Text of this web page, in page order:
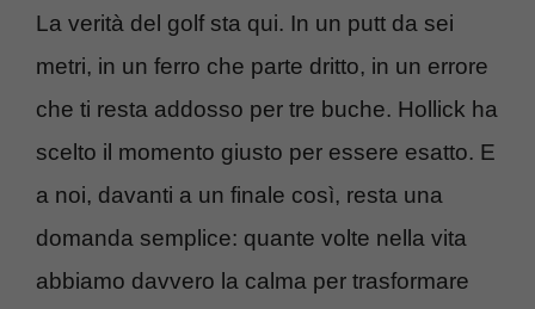
La verità del golf sta qui. In un putt da sei
metri, in un ferro che parte dritto, in un errore
che ti resta addosso per tre buche. Hollick ha
scelto il momento giusto per essere esatto. E
a noi, davanti a un finale così, resta una
domanda semplice: quante volte nella vita
abbiamo davvero la calma per trasformare